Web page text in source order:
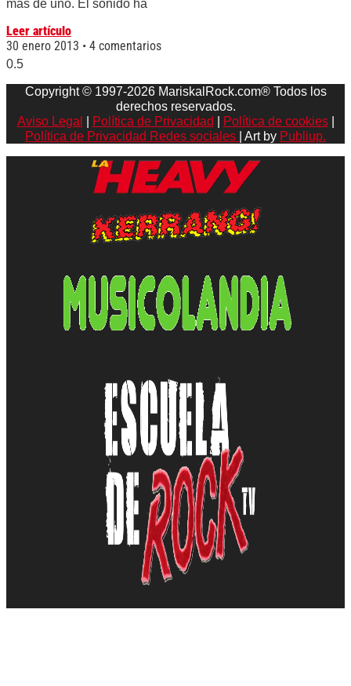
más de uno. El sonido ha
Leer artículo
30 enero 2013
4 comentarios
Copyright © 1997-2026 MariskalRock.com® Todos los
derechos reservados.
Aviso Legal
Política de Privacidad Política de cookies|
Política de Privacidad Redes sociales
| Art by Publiup.